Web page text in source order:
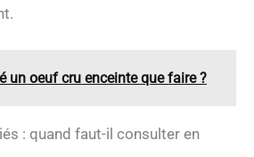
un oeuf cru enceinte que faire ?
: quand faut-il consulter en